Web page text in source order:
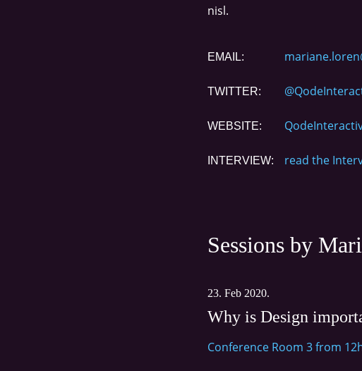
nisl.
EMAIL:
TWITTER:
WEBSITE:
INTERVIEW: read the
Sessions by
23. Feb 2020.
Why is Design
Conference Room 3 from